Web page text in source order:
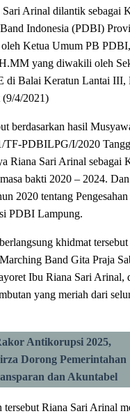
Arinal dilantik sebagai
Indonesia (PDBI)
Ketua Umum PB
yang diwakili oleh
di Balai Keratun Lantai III,
(9/4/2021)
berdasarkan hasil
TF-PDBILPG/I/2020
Riana Sari Arinal sebagai
bakti 2020 – 2024.
2020 tentang
PDBI Lampung.
khidmat
Band Gita Praja
Ibu Riana Sari Arinal,
yang meriah dari
Antikorupsi 2025,
Dorong Pemerintahan
dan Akuntabel
tersebut Riana Sari Arinal